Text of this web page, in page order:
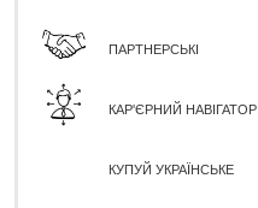
ПАРТНЕРСЬКІ
КАР'ЄРНИЙ НАВІГАТОР
КУПУЙ УКРАЇНСЬКЕ